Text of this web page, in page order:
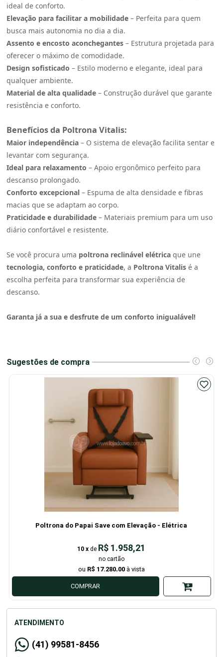
ideal de conforto.
Elevação para facilitar a mobilidade – Perfeita para quem
busca mais autonomia no dia a dia.
Assento e encosto aconchegantes – Estrutura projetada para
oferecer o máximo de comodidade.
Design sofisticado – Estilo moderno e elegante, ideal para
qualquer ambiente.
Material de alta qualidade – Construção durável que garante
resistência e conforto.
Benefícios da PoltronaVitalis:
Maior independência – O sistema de elevação facilita sentar e
levantar com segurança.
Ideal para relaxamento – Apoio ergonômico perfeito para
descanso prolongado.
Conforto excepcional – Espuma de alta densidade e fibras
macias que se adaptam ao corpo.
Praticidade e durabilidade – Materiais premium para um uso
diário confortável e resistente.
Se você procura uma poltrona reclinável elétrica que une
tecnologia, conforto e praticidade, a PoltronaVitalis é a
escolha perfeita para transformar sua experiência de
descanso.
Garanta já a sua e desfrute de um conforto inigualável!
Sugestões de compra
Poltrona do Papai Save com Elevação - Elétrica
10 x de R$ 1.958,21
R$ 17.280,00
COMPRAR
ATENDIMENTO
(41) 99581-8456